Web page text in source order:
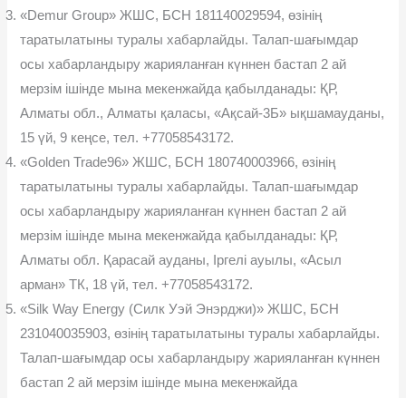
«Demur Group» ЖШС, БСН 181140029594, өзінің
таратылатыны туралы хабарлайды. Талап-шағымдар
осы хабарландыру жарияланған күннен бастап 2 ай
мерзім ішінде мына мекенжайда қабылданады: ҚР,
Алматы обл., Алматы қаласы, «Ақсай-3Б» ықшамауданы,
15 үй, 9 кеңсе, тел. +77058543172.
«Golden Trade96» ЖШС, БСН 180740003966, өзінің
таратылатыны туралы хабарлайды. Талап-шағымдар
осы хабарландыру жарияланған күннен бастап 2 ай
мерзім ішінде мына мекенжайда қабылданады: ҚР,
Алматы обл. Қарасай ауданы, Іргелі ауылы, «Асыл
арман» ТК, 18 үй, тел. +77058543172.
«Silk Way Еnergy (Силк Уэй Энэрджи)» ЖШС, БСН
231040035903, өзінің таратылатыны туралы хабарлайды.
Талап-шағымдар осы хабарландыру жарияланған күннен
бастап 2 ай мерзім ішінде мына мекенжайда